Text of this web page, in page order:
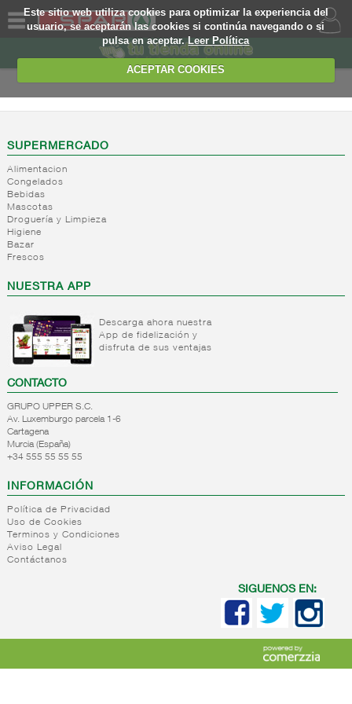
Este sitio web utiliza cookies para optimizar la experiencia del
usuario, se aceptarán las cookies si continúa navegando o si
pulsa en aceptar.Leer Política
ACEPTAR COOKIES
SOMOS
WEB
EJEMPLO
SUPERMERCADO
Alimentacion
Congelados
Bebidas
Mascotas
Droguería y Limpieza
Higiene
Bazar
Frescos
NUESTRA APP
Descarga ahora nuestra
App de fidelización y
disfruta de sus ventajas
CONTACTO
GRUPO UPPER S.C.
Av. Luxemburgo parcela 1-6
Cartagena
Murcia (España)
+34 555 55 55 55
INFORMACIÓN
Política de Privacidad
Uso de Cookies
Terminos y Condiciones
Aviso Legal
Contáctanos
SIGUENOS EN: